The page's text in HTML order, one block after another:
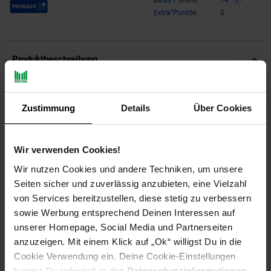
Zustimmung Details Über Cookies
Wir verwenden Cookies!
Wir nutzen Cookies und andere Techniken, um unsere
Seiten sicher und zuverlässig anzubieten, eine Vielzahl
von Services bereitzustellen, diese stetig zu verbessern
sowie Werbung entsprechend Deinen Interessen auf
unserer Homepage, Social Media und Partnerseiten
anzuzeigen. Mit einem Klick auf „Ok“ willigst Du in die
Cookie Verwendung ein. Deine Cookie-Einstellungen
Extra°Punkte:
0
Produktbeschreibung
HP 303 Schwarz Original Druckerpatrone – Hochwertiger
Druck in SchwarzErleben Sie beeindruckende Druckqualität
scharfe Dokumente und lebendige Ausdrucke legen. Ob zu
Hause, im Büro oder für kreative Projekte – diese
Tintenpatrone sorgt für professionelle Ergebnisse, die
überzeugen.Herausragende Druckleistung und
ZuverlässigkeitMit der HP 303 Schwarz Original
Druckerpatrone drucken Sie bis zu 200 Seiten in erstklassiger
Qualität. Die Tinte auf Pigmentbasis garantiert langlebige,
wasser- und lichtbeständige Ausdrucke, die Ihre Dokumente
und Fotos dauerhaft lebendig erscheinen lassen. Die
Standardkapazität der Patrone sorgt für eine zuverlässige